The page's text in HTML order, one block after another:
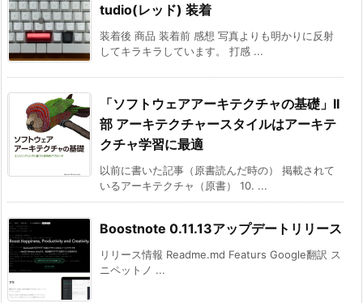
tudio(レッド) 装着
装着後 商品 装着前 感想 写真よりも明かりに反射
してキラキラしています。 打感 ...
「ソフトウェアアーキテクチャの基礎」II
部 アーキテクチャースタイルはアーキテ
クチャ学習に最適
以前に書いた記事（原書読んだ時の） 掲載されて
いるアーキテクチャ（原書） 10. ...
Boostnote 0.11.13アップデートリリース
リリース情報 Readme.md Featurs Google翻訳 ス
ニペットノ ...